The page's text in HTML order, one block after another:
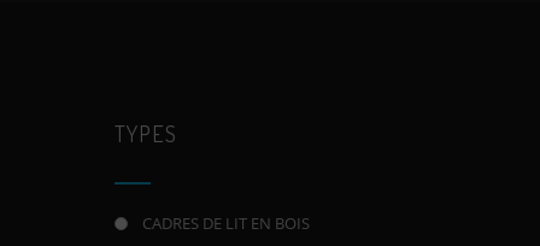
TYPES
CADRES DE LIT EN BOIS